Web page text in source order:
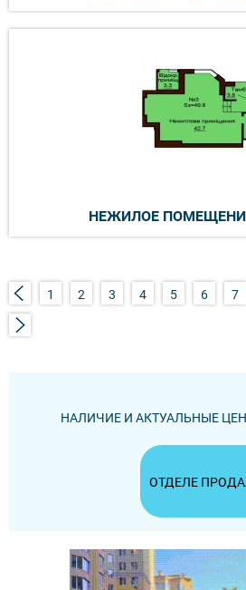
НЕЖИЛОЕ
1 2 3 4 5 6 7
НАЛИЧИЕ И АКТУАЛЬНЫЕ
ОТДЕЛЕ